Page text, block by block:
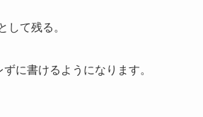
して残る。
に書けるようになります。